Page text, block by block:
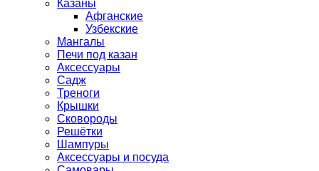
Казаны
Афганские
Узбекские
Мангалы
Печи под казан
Аксессуары
Садж
Треноги
Крышки
Сковороды
Решётки
Шампуры
Аксессуары и посуда